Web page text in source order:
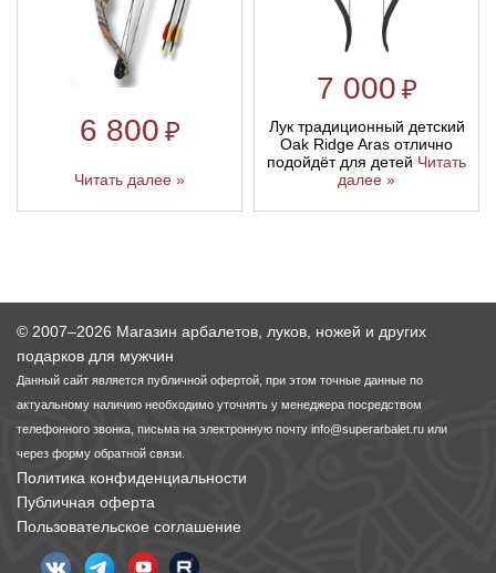
6 800 ₽
Читать далее »
7 000 ₽
Лук традиционный детский
Oak Ridge Aras отлично
подойдёт для детей Читать
далее »
© 2007–2026 Магазин арбалетов, луков, ножей и других
подарков для мужчин
Данный сайт является публичной офертой, при этом точные данные по
актуальному наличию необходимо уточнять у менеджера посредством
телефонного звонка, письма на электронную почту info@superarbalet.ru или
через форму обратной связи.
Политика конфиденциальности
Публичная оферта
Пользовательское соглашение